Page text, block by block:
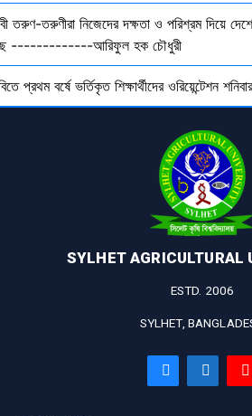
তরুণ-তরুণীরা নিজেদের দক্ষতা ও পরিশ্রম দিয়ে
-------------আরিফুল হক চৌধুরী
প্রথম বর্ষে ভর্তিকৃত শিক্ষার্থীদের ওরিয়েন্টেশন শনিবার
SYLHET AGRICULTURAL
ESTD. 2006
SYLHET,